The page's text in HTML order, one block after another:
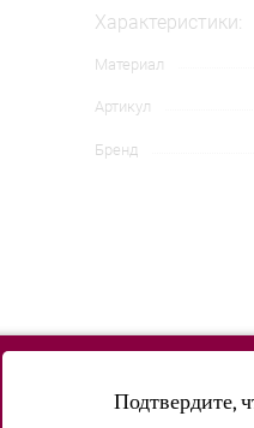
Характеристики:
Материал
Артикул
Бренд
Подтвердите,